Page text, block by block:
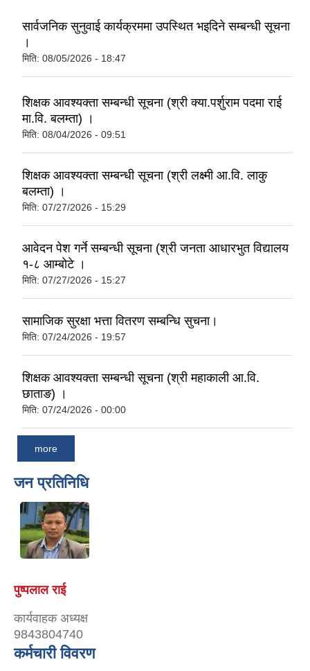
सार्वजनिक सुनुवाई कार्यक्रममा उपस्थित भइदिने सम्बन्धी सूचना
।
मिति: 08/05/2026 - 18:47
शिक्षक आवश्यक्ता सम्बन्धी सूचना (श्री क्या.पर्शुराम पदमा राई
मा.वि. बलम्ता) ।
मिति: 08/04/2026 - 09:51
शिक्षक आवश्यक्ता सम्बन्धी सूचना (श्री लक्ष्मी आ.वि. लाकु
बलम्ता) ।
मिति: 07/27/2026 - 15:29
आवेदन पेश गर्ने सम्बन्धी सूचना (श्री जनता आधारभुत विद्यालय
१-८ आम्बोटे ।
मिति: 07/27/2026 - 15:27
सामाजिक सुरक्षा भत्ता वितरण सम्बन्धि सुचना।
मिति: 07/24/2026 - 19:57
शिक्षक आवश्यक्ता सम्बन्धी सूचना (श्री महाकाली आ.वि.
छाताङ) ।
मिति: 07/24/2026 - 00:00
more
जन प्रतिनिधि
पुष्पलाल राई
कार्यवाहक अध्यक्ष
9843804740
कर्मचारी विवरण